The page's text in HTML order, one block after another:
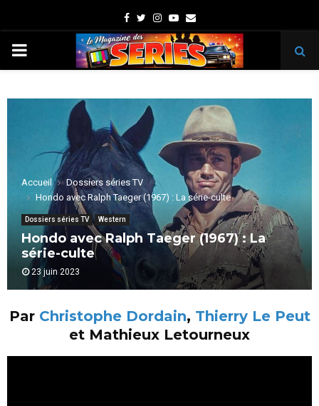
Facebook
TwitterInstagram
Youtube
Email
PRIMARY
Accueil
Dossiers séries TV
Hondo avec Ralph Taeger (1967) : La série-culte
Dossiers séries TV Western
Hondo avec Ralph Taeger (1967) : La
série-culte
23 juin 2023
Par Christophe Dordain, Thierry Le Peut
et Mathieux Letourneux